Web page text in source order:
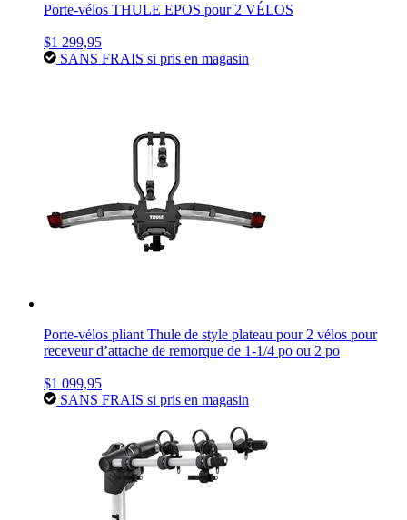
Porte-vélos THULE EPOS pour 2 VÉLOS
$1 299,95
SANS FRAIS si pris en magasin
Porte-vélos pliant Thule de style plateau pour 2 vélos pour
receveur d’attache de remorque de 1-1/4 po ou 2 po
$1 099,95
SANS FRAIS si pris en magasin